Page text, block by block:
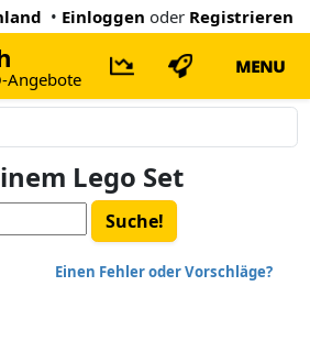
• Einloggen oder Registrieren
Angebote
MENU
Lego Set
Einen Fehler oder Vorschläge?